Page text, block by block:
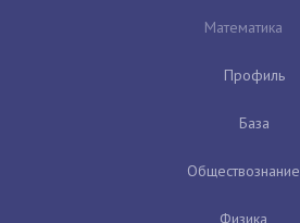
Математика
Профиль
База
Обществознание
Физика